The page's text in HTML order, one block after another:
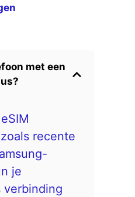
met een
recente
je
verbinding